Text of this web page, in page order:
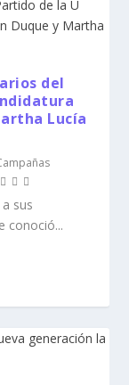
del
Lucía
sus
conoció...